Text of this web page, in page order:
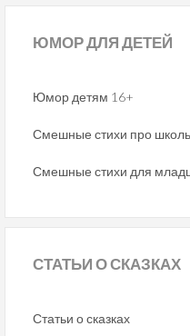
ЮМОРДЛЯ ДЕТЕЙ
Юмор детям 16+
Смешные стихи про
Смешные стихи для
СТАТЬИО СКАЗКАХ
Статьи о сказках